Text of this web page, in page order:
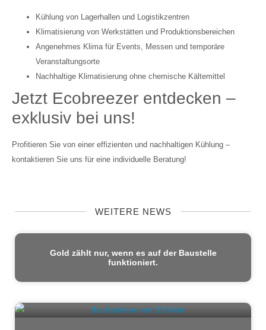
Kühlung von Lagerhallen und Logistikzentren
Klimatisierung von Werkstätten und Produktionsbereichen
Angenehmes Klima für Events, Messen und temporäre
Veranstaltungsorte
Nachhaltige Klimatisierung ohne chemische Kältemittel
Jetzt Ecobreezer entdecken –
exklusiv bei uns!
Profitieren Sie von einer effizienten und nachhaltigen Kühlung –
kontaktieren Sie uns für eine individuelle Beratung!
WEITERE NEWS
Gold zählt nur, wenn es auf der Baustelle
funktioniert.